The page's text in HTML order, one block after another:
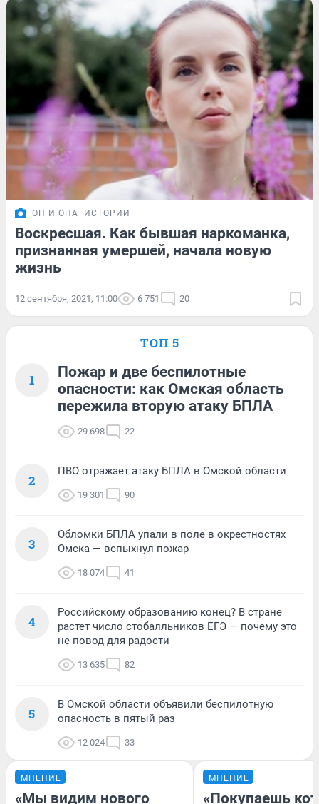
ОН И ОНА ИСТОРИИ
Воскресшая. Как бывшая наркоманка,
признанная умершей, начала новую
жизнь
12 сентября, 2021, 11:00 6 751 20
ТОП 5
1
Пожар и две беспилотные
опасности: как Омская область
пережила вторую атаку БПЛА
29 698 22
2
ПВО отражает атаку БПЛА в Омской области
19 301 90
3
Обломки БПЛА упали в поле в окрестностях
Омска — вспыхнул пожар
18 074 41
4
Российскому образованию конец? В стране
растет число стобалльников ЕГЭ — почему это
не повод для радости
13 635 82
5
В Омской области объявили беспилотную
опасность в пятый раз
12 024 33
МНЕНИЕ
«Мы видим нового
МНЕНИЕ
«Покупаешь